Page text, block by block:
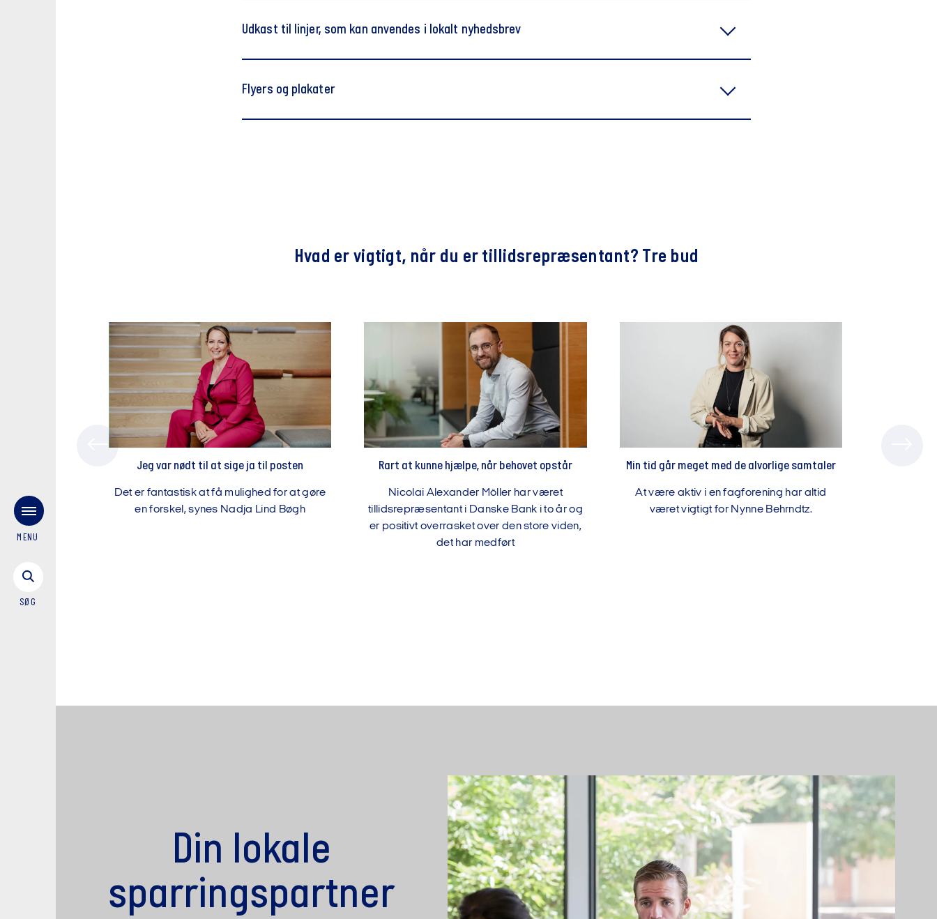
MENU
SØG
Udkast til linjer, som kan anvendes i lokalt nyhedsbrev
everyday life for you at work?
Flyers og plakater
Hvad er vigtigt, når du er tillidsrepræsentant? Tre bud
Jeg var nødt til at sige ja til posten
Det er fantastisk at få mulighed for at gøre
en forskel, synes Nadja Lind Bøgh
Rart at kunne hjælpe, når behovet opstår
Nicolai Alexander Möller har været
tillidsrepræsentant i Danske Bank i to år og
er positivt overrasket over den store viden,
det har medført
Min tid går meget med de alvorlige samtaler
At være aktiv i en fagforening har altid
været vigtigt for Nynne Behrndtz.
Din lokale
sparringspartner